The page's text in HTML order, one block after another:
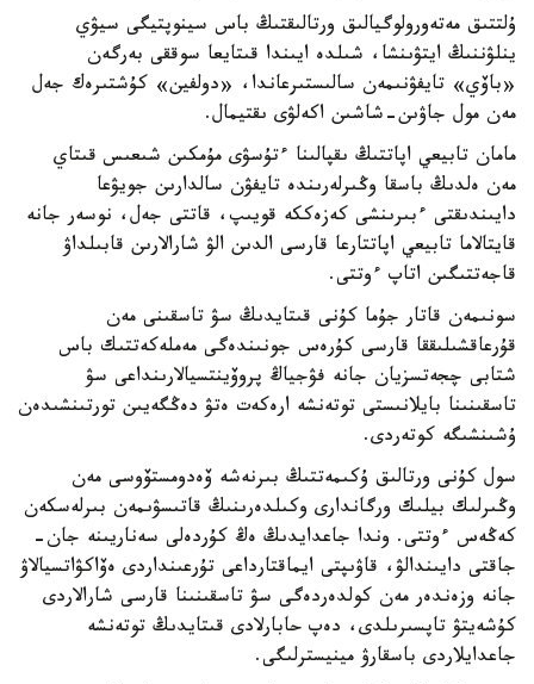
ۇلتتىق مەتەورولوگيالىق ورتالىقتىڭ باس سينوپتيگى سيۋي
ينلۋننىڭ ايتۋىنشا، شىلدە ايىندا قىتايعا سوققى بەرگەن
«باۆي» تايفۋنىمەن سالىستىرعاندا، «دولفين» كۇشتىرەك جەل
مەن مول جاۋىن-شاشىن اكەلۋى ىقتيمال.
مامان تابيعي اپاتتىڭ ىقپالىنا ءتۇسۋى مۇمكىن شىعىس قىتاي
مەن ەلدىڭ باسقا وڭىرلەرىندە تايفۋن سالدارىن جويۋعا
دايىندىقتى ءبىرىنشى كەزەككە قويىپ، قاتتى جەل، نوسەر جانە
قايتالاما تابيعي اپاتتارعا قارسى الدىن الۋ شارالارىن قابىلداۋ
قاجەتتىگىن اتاپ ءوتتى.
سونىمەن قاتار جۇما كۇنى قىتايدىڭ سۋ تاسقىنى مەن
قۇرعاقشىلىققا قارسى كۇرەس جونىندەگى مەملەكەتتىك باس
شتابى چجەتسزيان جانە فۋجياڭ پروۆينتسيالارىنداعى سۋ
تاسقىنىنا بايلانىستى توتەنشە ارەكەت ەتۋ دەڭگەيىن تورتىنشىدەن
ۇشىنشىگە كوتەردى.
سول كۇنى ورتالىق ۇكىمەتتىڭ بىرنەشە ۆەدومستۆوسى مەن
وڭىرلىك بيلىك ورگاندارى وكىلدەرىنىڭ قاتىسۋىمەن بىرلەسكەن
كەڭەس ءوتتى. وندا جاعدايدىڭ ەڭ كۇردەلى سەناريىنە جان-
جاقتى دايىندالۋ، قاۋىپتى ايماقتارداعى تۇرعىنداردى ەۆاكۋاتسيالاۋ
جانە وزەندەر مەن كولدەردەگى سۋ تاسقىنىنا قارسى شارالاردى
كۇشەيتۋ تاپسىرىلدى، دەپ حابارلادى قىتايدىڭ توتەنشە
جاعدايلاردى باسقارۋ مينيسترلىگى.